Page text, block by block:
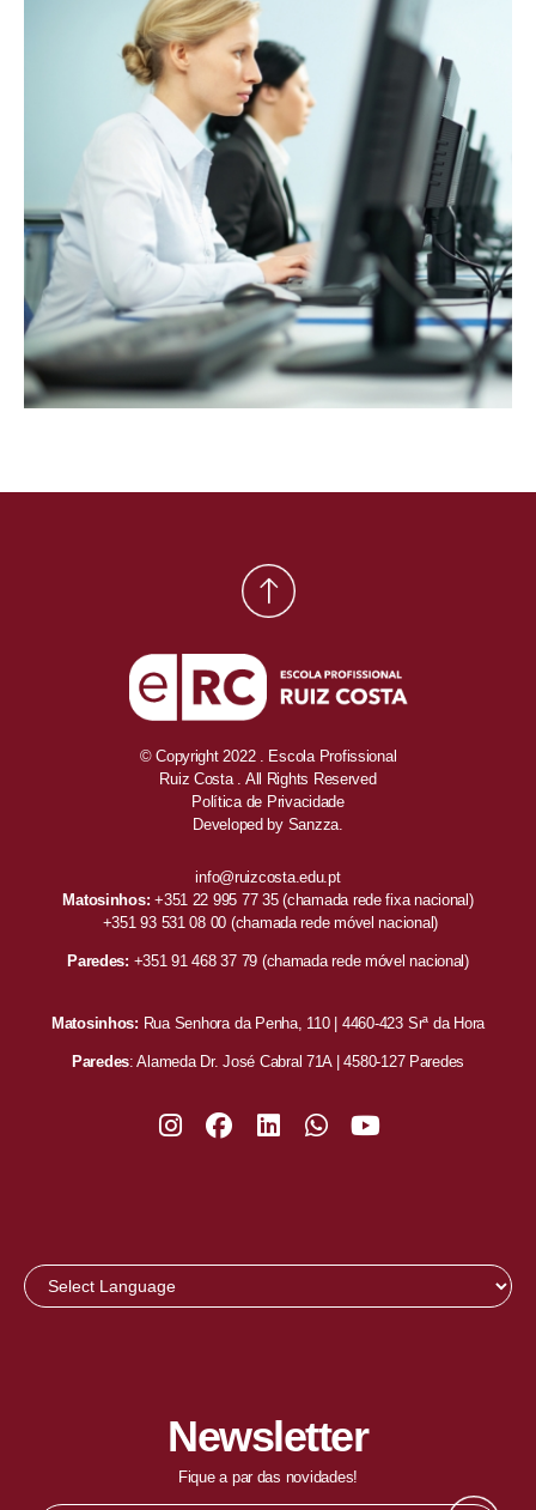
© Copyright 2022 . Escola Profissional
Ruiz Costa . All Rights Reserved
Política de Privacidade
Developed by Sanzza.
info@ruizcosta.edu.pt
Matosinhos: +351 22 995 77 35(chamada rede fixa nacional)
+351 93 531 08 00 (chamada rede móvel nacional)
Paredes: +351 91 468 37 79 (chamada rede móvel nacional)
Matosinhos: Rua Senhora da Penha, 110 | 4460-423 Srª da Hora
Paredes: Alameda Dr. José Cabral 71A | 4580-127 Paredes
Newsletter
Fique a par das novidades!